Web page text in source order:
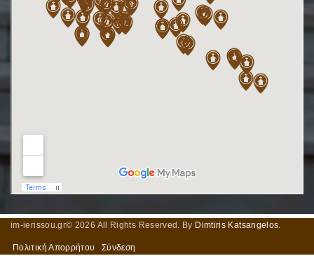
im-ierissou.gr© 2026 All Rights Reserved. By Dimtiris Katsangelos.
Πολιτική Απορρήτου Σύνδεση